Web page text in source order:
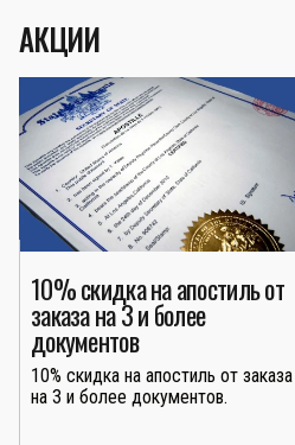
АКЦИИ
10% скидка на апостиль от
заказа на 3 и более
документов
10% скидка на апостиль от заказа
на 3 и более документов.